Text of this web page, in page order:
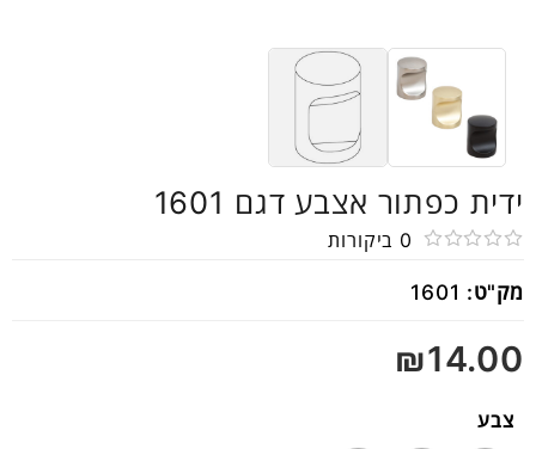
ידית כפתור אצבע דגם 1601
0
5
0 ביקורות
מק"ט: 1601
₪14.00
צבע